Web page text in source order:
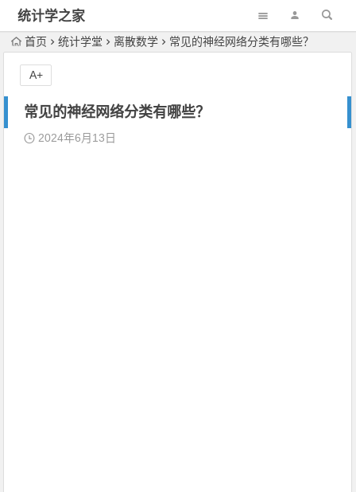
统计学之家
首页 统计学堂 离散数学 常见的神经网络分类有哪些？
常见的神经网络分类有哪些？
2024年6月13日
A+